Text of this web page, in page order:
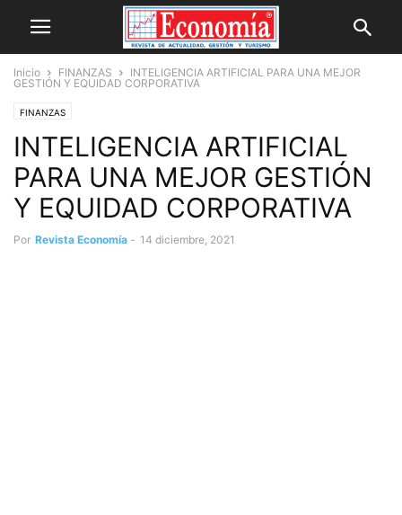
Inicio FINANZAS
INTELIGENCIA ARTIFICIAL PARA UNA MEJOR
GESTIÓN Y EQUIDAD CORPORATIVA
FINANZAS
INTELIGENCIA ARTIFICIAL
PARA UNA MEJOR GESTIÓN
Y EQUIDAD CORPORATIVA
Por Revista Economía - 14 diciembre, 2021